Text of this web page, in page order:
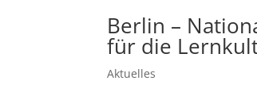
Berlin –
für die
Aktuelles